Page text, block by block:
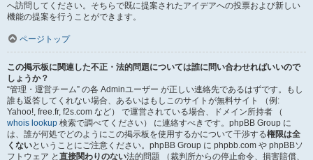
へ訪問してください。そちらで既に提案されたアイデアへの投票および新しい
機能の提案を行うことができます。
ページトップ
この掲示板に関連した不正・法的問題については誰に問い合わせればいいので
しょうか？
“管理・運営チーム” の各 Adminユーザー が正しい連絡先であるはずです。もし
誰も返答してくれない場合、あるいはもしこのサイトが無料サイト （例:
Yahoo!, free.fr, f2s.com など） で運営されている場合、ドメイン所持者 （
whois lookup 検索で調べてください） に連絡すべきです。phpBB Group に
は、誰が何処でどのようにこの掲示板を使用するかについて干渉する権限は全
くないということにご注意ください。phpBB Group に phpbb.com や phpBBソ
フトウェア と 直接関わりのない法的問題 （裁判所からの停止命令、損害賠償、